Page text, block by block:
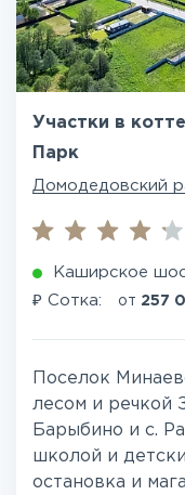
Участки в
Парк
Домодедовский
Каширское
₽ Сотка: от 257
Поселок
лесом и речкой
Барыбино и с.
школой и
остановка и